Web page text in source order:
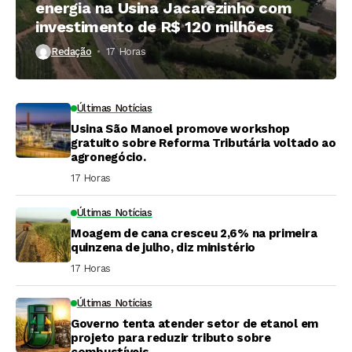
energia na Usina Jacarezinho com
investimento de R$ 120 milhões
Redação 17 Horas ⁮
Últimas Notícias
Usina São Manoel promove workshop
gratuito sobre Reforma Tributária voltado ao
agronegócio.
17 Horas ⁮
Últimas Notícias
Moagem de cana cresceu 2,6% na primeira
quinzena de julho, diz ministério
17 Horas ⁮
Últimas Notícias
Governo tenta atender setor de etanol em
projeto para reduzir tributo sobre